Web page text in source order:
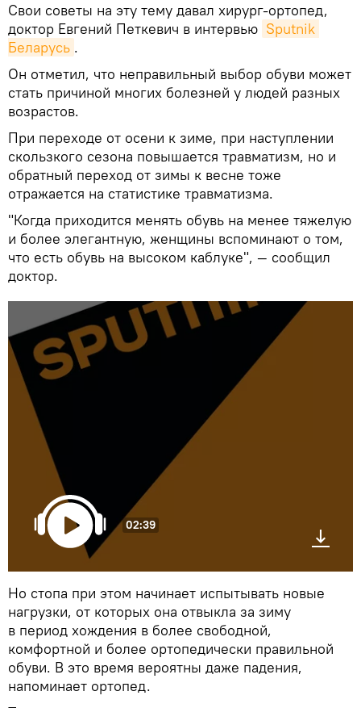
Свои советы на эту тему давал хирург-ортопед,
доктор Евгений Петкевич в интервью Sputnik
Беларусь .
Он отметил, что неправильный выбор обуви может
стать причиной многих болезней у людей разных
возрастов.
При переходе от осени к зиме, при наступлении
скользкого сезона повышается травматизм, но и
обратный переход от зимы к весне тоже
отражается на статистике травматизма.
"Когда приходится менять обувь на менее тяжелую
и более элегантную, женщины вспоминают о том,
что есть обувь на высоком каблуке", — сообщил
доктор.
02:39
Но стопа при этом начинает испытывать новые
нагрузки, от которых она отвыкла за зиму
в период хождения в более свободной,
комфортной и более ортопедически правильной
обуви. В это время вероятны даже падения,
напоминает ортопед.